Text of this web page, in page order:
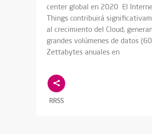
center global en 2020 El
Things contribuirá
al crecimiento del Cloud,
grandes volúmenes de datos
Zettabytes anuales en
RRSS